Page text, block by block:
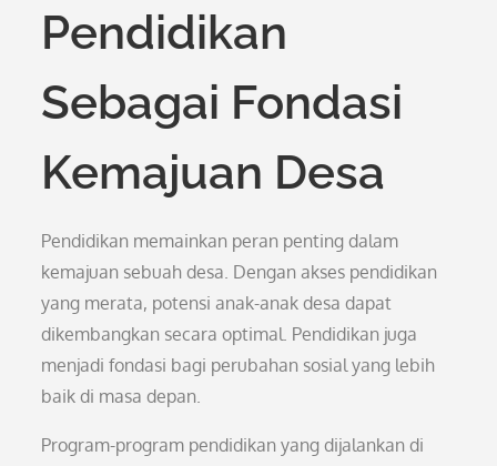
Pendidikan
Sebagai Fondasi
Kemajuan Desa
Pendidikan memainkan peran penting dalam
kemajuan sebuah desa. Dengan akses pendidikan
yang merata, potensi anak-anak desa dapat
dikembangkan secara optimal. Pendidikan juga
menjadi fondasi bagi perubahan sosial yang lebih
baik di masa depan.
Program-program pendidikan yang dijalankan di